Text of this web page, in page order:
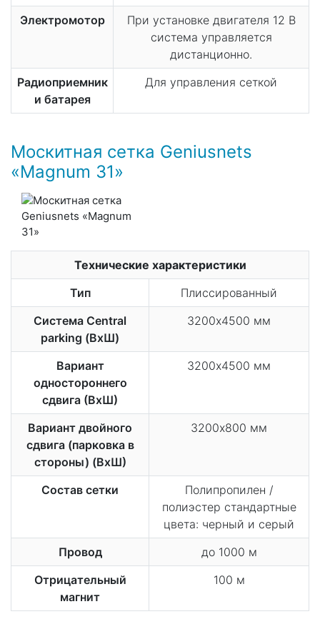
Электромотор
При установке двигателя 12 В
система управляется
дистанционно.
Радиоприемник
и батарея
Для управления сеткой
Москитная сетка Geniusnets
«Magnum 31»
Технические характеристики
Тип
Плиссированный
Система Central
parking (ВхШ)
3200х4500 мм
Вариант
одностороннего
сдвига (ВхШ)
3200х4500 мм
Вариант двойного
сдвига (парковка в
стороны) (ВхШ)
3200х800 мм
Состав сетки
Полипропилен /
полиэстер стандартные
цвета: черный и серый
Провод
до 1000 м
Отрицательный
магнит
100 м